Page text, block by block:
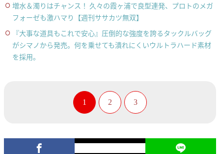
増水＆濁りはチャンス！ 久々の霞ヶ浦で良型連発、プロトのメガ
フォーゼも激ハマり【週刊ササカツ無双】
『大事な道具もこれで安心』圧倒的な強度を誇るタックルバッグ
がシマノから発売。何を乗せても潰れにくいウルトラハード素材
を採用。
1 2 3